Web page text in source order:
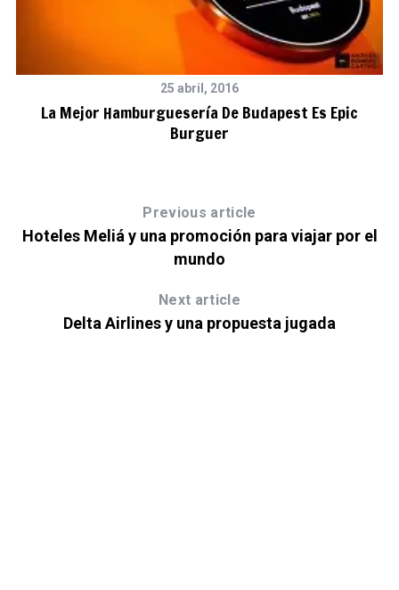
25 abril, 2016
La Mejor Hamburguesería De Budapest Es Epic
Burguer
Previous article
Hoteles Meliá y una promoción para viajar por el
mundo
Next article
Delta Airlines y una propuesta jugada